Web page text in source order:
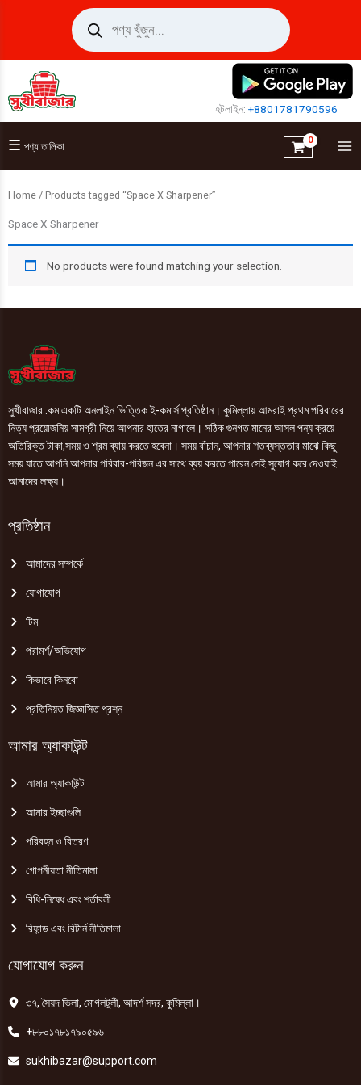
Products
search
হটলাইন:+8801781790596
☰ পণ্য তালিকা
Home / Products tagged “Space X Sharpener”
Space X Sharpener
No products were found matching your selection.
সুখীবাজার .কম একটি অনলাইন ভিত্তিক ই-কমার্স প্রতিষ্ঠান। কুমিল্লায় আমরাই প্রথম পরিবারের
নিত্য প্রয়োজনিয় সামগ্রী নিয়ে আপনার হাতের নাগালে। সঠিক গুনগত মানের আসল পন্য ক্রয়ে
অতিরিক্ত টাকা,সময় ও শ্রম ব্যায় করতে হবেনা। সময় বাঁচান, আপনার শতব্যস্ততার মাঝে কিছু
সময় যাতে আপনি আপনার পরিবার-পরিজন এর সাথে ব্যয় করতে পারেন সেই সুযোগ করে দেওয়াই
আমাদের লক্ষ্য।
প্রতিষ্ঠান
আমাদের সম্পর্কে
যোগাযোগ
টিম
পরামর্শ/অভিযোগ
কিভাবে কিনবো
প্রতিনিয়ত জিজ্ঞাসিত প্রশ্ন
আমার অ্যাকাউন্ট
আমার অ্যাকাউন্ট
আমার ইচ্ছাগুলি
পরিবহন ও বিতরণ
গোপনীয়তা নীতিমালা
বিধি-নিষেধ এবং শর্তাবলী
রিফান্ড এবং রিটার্ন নীতিমালা
যোগাযোগ করুন
৩৭, সৈয়দ ভিলা, মোগলটুলী, আদর্শ সদর, কুমিল্লা।
+৮৮০১৭৮১৭৯০৫৯৬
sukhibazar@support.com